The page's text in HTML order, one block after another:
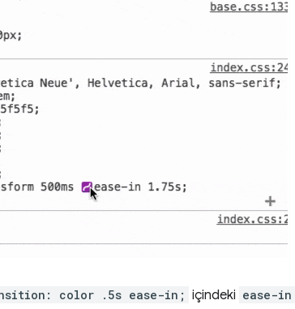
color .5s ease-in; içindeki ease-in